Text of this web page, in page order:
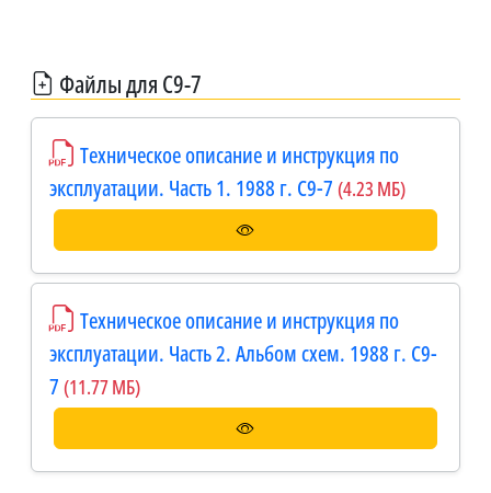
Файлы для С9-7
Техническое описание и инструкция по
эксплуатации. Часть 1. 1988 г. С9-7 (4.23 МБ)
Техническое описание и инструкция по
эксплуатации. Часть 2. Альбом схем. 1988 г. С9-
7 (11.77 МБ)